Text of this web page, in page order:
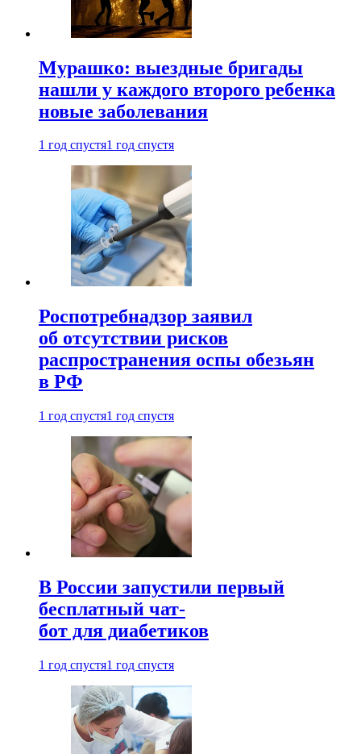
Мурашко: выездные бригады
нашли у каждого второго ребенка
новые заболевания
1 год спустя1 год спустя
Роспотребнадзор заявил
об отсутствии рисков
распространения оспы обезьян
в РФ
1 год спустя1 год спустя
В России запустили первый
бесплатный чат-
бот для диабетиков
1 год спустя1 год спустя